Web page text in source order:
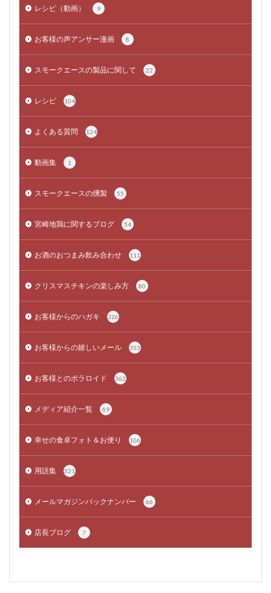
レシピ（動画） 9
お客様の声アンサー漫画 8
スモークエースの製品に関して 22
レシピ 104
よくある質問 124
動画集 1
スモークエースの燻製 55
宮崎地鶏に関するブログ 54
お酒のおつまみ飲み合わせ 111
クリスマスチキンの楽しみ方 80
お客様からのハガキ 326
お客様からの嬉しいメール 353
お客様とのポラロイド 362
メディア紹介一覧 69
幸せの食卓フォト＆お便り 106
用語集 321
メールマガジンバックナンバー 66
店長ブログ 7